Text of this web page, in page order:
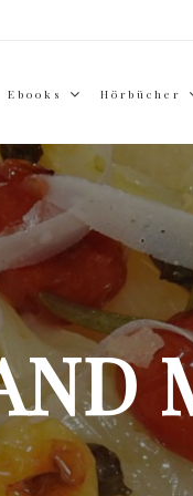
Ebooks Hörbücher